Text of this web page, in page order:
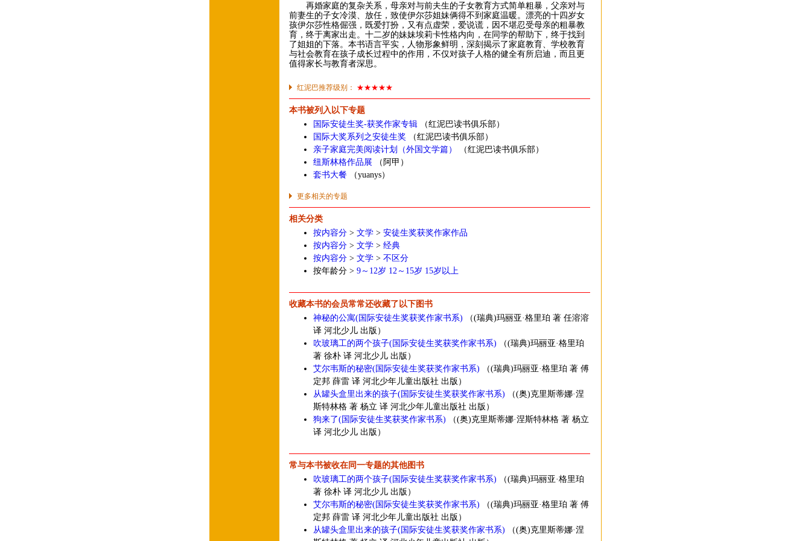
再婚家庭的复杂关系，母亲对与前夫生的子女教育方式简单粗暴，父亲对与
前妻生的子女冷漠、放任，致使伊尔莎姐妹俩得不到家庭温暖。漂亮的十四岁女
孩伊尔莎性格倔强，既爱打扮，又有点虚荣，爱说谎，因不堪忍受母亲的粗暴教
育，终于离家出走。十二岁的妹妹埃莉卡性格内向，在同学的帮助下，终于找到
了姐姐的下落。本书语言平实，人物形象鲜明，深刻揭示了家庭教育、学校教育
与社会教育在孩子成长过程中的作用，不仅对孩子人格的健全有所启迪，而且更
值得家长与教育者深思。
红泥巴推荐级别： ★★★★★
本书被列入以下专题
国际安徒生奖-获奖作家专辑 （红泥巴读书俱乐部）
国际大奖系列之安徒生奖 （红泥巴读书俱乐部）
亲子家庭完美阅读计划（外国文学篇）
（红泥巴读书俱乐部）
纽斯林格作品展 （阿甲）
套书大餐 （yuanys）
更多相关的专题
相关分类
按内容分 > 文学 > 安徒生奖获奖作家作品
按内容分 > 文学 > 经典
按内容分 > 文学 > 不区分
按年龄分 > 9～12岁 12～15岁 15岁以上
收藏本书的会员常常还收藏了以下图书
神秘的公寓(国际安徒生奖获奖作家书系) （(瑞典)玛丽亚·格里珀 著 任溶溶
译 河北少儿 出版）
吹玻璃工的两个孩子(国际安徒生奖获奖作家书系) （(瑞典)玛丽亚·格里珀
著 徐朴 译 河北少儿 出版）
艾尔韦斯的秘密(国际安徒生奖获奖作家书系) （(瑞典)玛丽亚·格里珀 著 傅
定邦 薛雷 译 河北少年儿童出版社 出版）
从罐头盒里出来的孩子(国际安徒生奖获奖作家书系) （(奥)克里斯蒂娜·涅
斯特林格 著 杨立 译 河北少年儿童出版社 出版）
狗来了(国际安徒生奖获奖作家书系) （(奥)克里斯蒂娜·涅斯特林格 著 杨立
译 河北少儿 出版）
常与本书被收在同一专题的其他图书
吹玻璃工的两个孩子(国际安徒生奖获奖作家书系) （(瑞典)玛丽亚·格里珀
著 徐朴 译 河北少儿 出版）
艾尔韦斯的秘密(国际安徒生奖获奖作家书系) （(瑞典)玛丽亚·格里珀 著 傅
定邦 薛雷 译 河北少年儿童出版社 出版）
从罐头盒里出来的孩子(国际安徒生奖获奖作家书系) （(奥)克里斯蒂娜·涅